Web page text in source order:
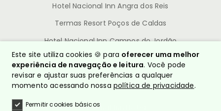
Hotel Nacional Inn Angra dos Reis
Termas Resort Poços de Caldas
Hotel Nacional Inn Campos do Jordão
© Nacional Inn Hotéis
Este site utiliza cookies 🍪 para oferecer uma melhor
experiência de navegação e leitura. Você pode
revisar e ajustar suas preferências a qualquer
momento acessando nossa política de privacidade.
Permitir cookies básicos